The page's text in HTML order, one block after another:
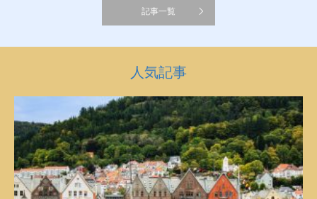
記事一覧
人気記事